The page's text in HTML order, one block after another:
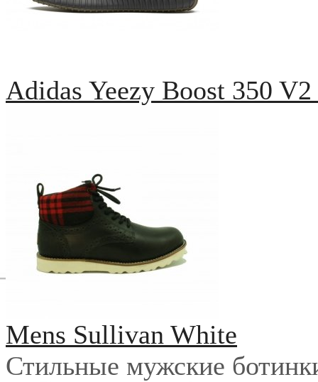
Adidas Yeezy Boost 350
Mens Sullivan White
Стильные мужские